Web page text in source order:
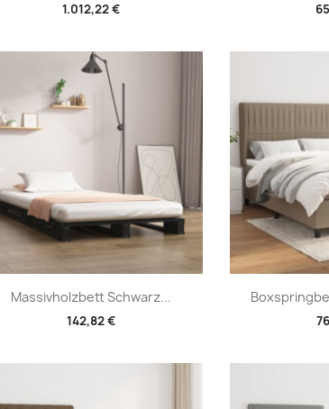
1.012,22 €
Massivholzbett Schwarz...
142,82 €
Vorschau 